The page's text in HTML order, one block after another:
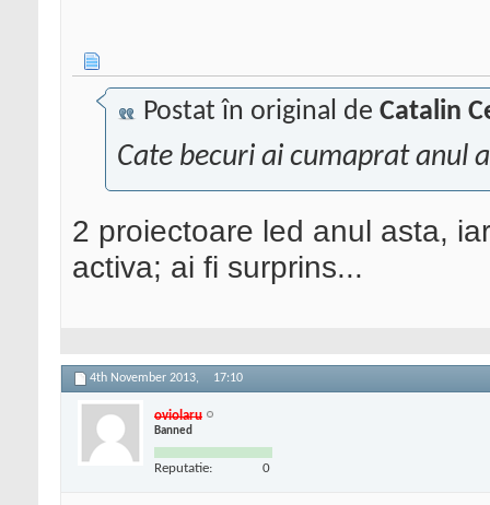
Postat în original de Catalin
Cate becuri ai cumaprat anul
2 proiectoare led anul asta,
activa; ai fi surprins...
4th November 2013, 17:10
oviolaru
Banned
Reputatie: 0